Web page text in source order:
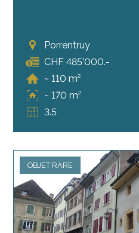
Porrentruy
CHF 485'000.-
~ 110 m²
~ 170 m²
3.5
OBJET RARE